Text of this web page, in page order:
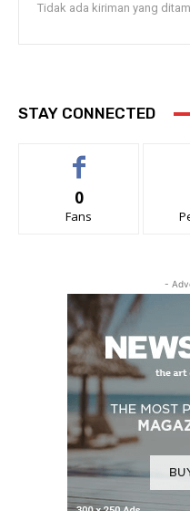
Tidak ada kiriman yang
STAY CONNECTED
0
Fans
-